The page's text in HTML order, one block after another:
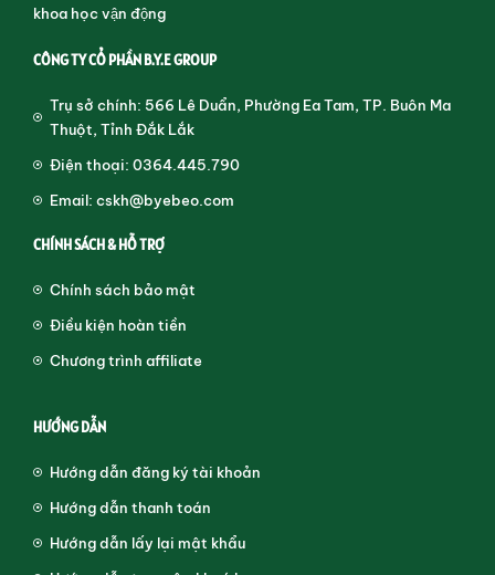
khoa học vận động
CÔNG TY CỔ PHẦN B.Y.E GROUP
Trụ sở chính: 566 Lê Duẩn, Phường Ea Tam, TP. Buôn Ma
Thuột, Tỉnh Đắk Lắk
Điện thoại: 0364.445.790
Email: cskh@byebeo.com
CHÍNH SÁCH & HỖ TRỢ
Chính sách bảo mật
Điều kiện hoàn tiền
Chương trình affiliate
HƯỚNG DẪN
Hướng dẫn đăng ký tài khoản
Hướng dẫn thanh toán
Hướng dẫn lấy lại mật khẩu